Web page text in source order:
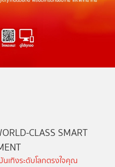
CLASS SMART
เทิงระดับโลกตรงใจคุณ